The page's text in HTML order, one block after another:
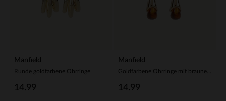
Manfield
Runde goldfarbene Ohrringe
14.99
Manfield
Goldfarbene Ohrringe mit braunen Details
14.99